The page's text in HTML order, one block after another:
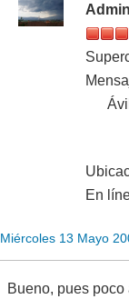
En
Miércoles 13 Mayo
Bueno, pues